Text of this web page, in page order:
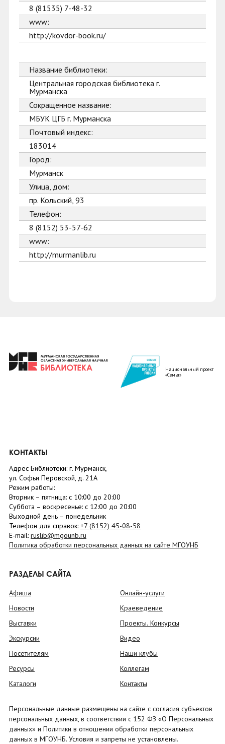
8 (81535) 7-48-32
www:
http://kovdor-book.ru/
Название библиотеки:
Центральная городская библиотека г.
Мурманска
Сокращенное название:
МБУК ЦГБ г. Мурманска
Почтовый индекс:
183014
Город:
Мурманск
Улица, дом:
пр. Кольский, 93
Телефон:
8 (8152) 53-57-62
www:
http://murmanlib.ru
Национальный проект
«Семья»
КОНТАКТЫ
Адрес Библиотеки: г. Мурманск,
ул. Софьи Перовской, д. 21А
Режим работы:
Вторник – пятница: с 10:00 до 20:00
Суббота – воскресенье: c 12:00 до 20:00
Выходной день – понедельник
Телефон для справок: +7 (8152) 45-08-58
E-mail: ruslib@mgounb.ru
Политика обработки персональных данных на сайте МГОУНБ
РАЗДЕЛЫ САЙТА
Афиша
Новости
Выставки
Экскурсии
Посетителям
Ресурсы
Каталоги
Онлайн-услуги
Краеведение
Проекты. Конкурсы
Видео
Наши клубы
Коллегам
Контакты
Персональные данные размещены на сайте с согласия субъектов
персональных данных, в соответствии с 152 ФЗ «О Персональных
данных» и Политики в отношении обработки персональных
данных в МГОУНБ. Условия и запреты не установлены.